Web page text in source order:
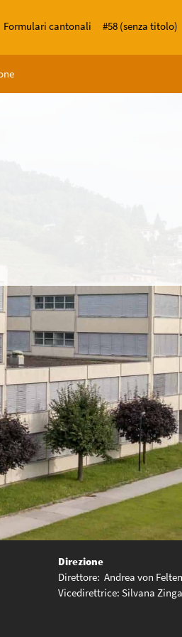
Formulari cantonali #58 (senza titolo)
Direzione
Direttore: Andrea von Felten
Vicedirettrice: Silvana